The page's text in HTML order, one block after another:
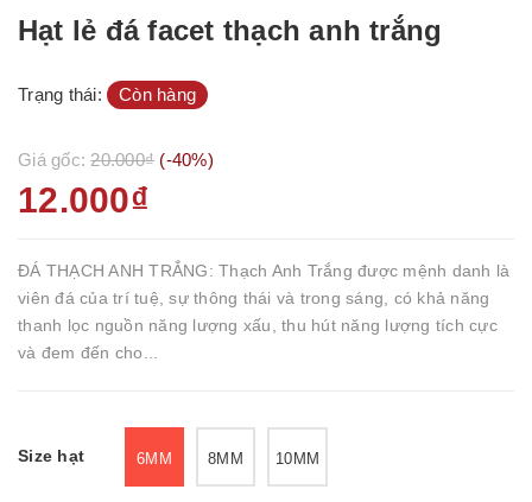
Hạt lẻ đá facet thạch anh trắng
Trạng thái: Còn hàng
Giá gốc:20.000₫ (-40%)
12.000₫
ĐÁ THẠCH ANH TRẮNG: Thạch Anh Trắng được mệnh danh là
viên đá của trí tuệ, sự thông thái và trong sáng, có khả năng
thanh lọc nguồn năng lượng xấu, thu hút năng lượng tích cực
và đem đến cho...
Size hạt 6MM 8MM 10MM